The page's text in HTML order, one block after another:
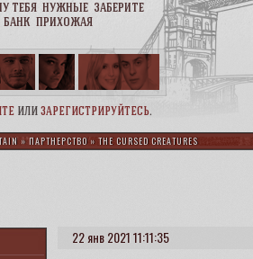
тебя нужные заберите
банк прихожая
или зарегистрируйтесь.
»ПАРТНЕРСТВО » THE CURSED CREATURES
22 янв 2021 11:11:35